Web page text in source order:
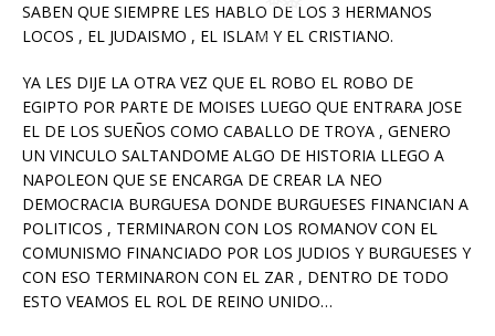
❅
❅
SABEN QUE SIEMPRE LES HABLO DE LOS 3 HERMANOS
LOCOS , EL JUDAISMO , EL ISLAM Y EL CRISTIANO.
YA LES DIJE LA OTRA VEZ QUE EL ROBO EL ROBO DE
EGIPTO POR PARTE DE MOISES LUEGO QUE ENTRARA JOSE
EL DE LOS SUEÑOS COMO CABALLO DE TROYA , GENERO
UN VINCULO SALTANDOME ALGO DE HISTORIA LLEGO A
NAPOLEON QUE SE ENCARGA DE CREAR LA NEO
DEMOCRACIA BURGUESA DONDE BURGUESES FINANCIAN A
POLITICOS , TERMINARON CON LOS ROMANOV CON EL
COMUNISMO FINANCIADO POR LOS JUDIOS Y BURGUESES Y
CON ESO TERMINARON CON EL ZAR , DENTRO DE TODO
ESTO VEAMOS EL ROL DE REINO UNIDO…